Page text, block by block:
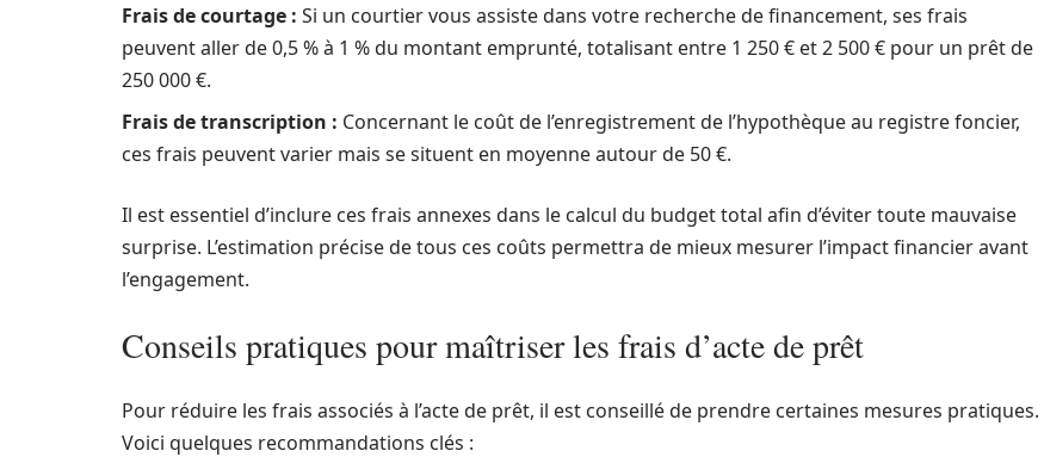
Frais de courtage : Si un courtier vous assiste dans votre recherche de financement, ses frais
peuvent aller de 0,5 % à 1 % du montant emprunté, totalisant entre 1 250 € et 2 500 € pour un prêt de
250 000 €.
Frais de transcription : Concernant le coût de l’enregistrement de l’hypothèque au registre foncier,
ces frais peuvent varier mais se situent en moyenne autour de 50 €.
Il est essentiel d’inclure ces frais annexes dans le calcul du budget total afin d’éviter toute mauvaise
surprise. L’estimation précise de tous ces coûts permettra de mieux mesurer l’impact financier avant
l’engagement.
Conseils pratiques pour maîtriser les frais d’acte de prêt
Pour réduire les frais associés à l’acte de prêt, il est conseillé de prendre certaines mesures pratiques.
Voici quelques recommandations clés :